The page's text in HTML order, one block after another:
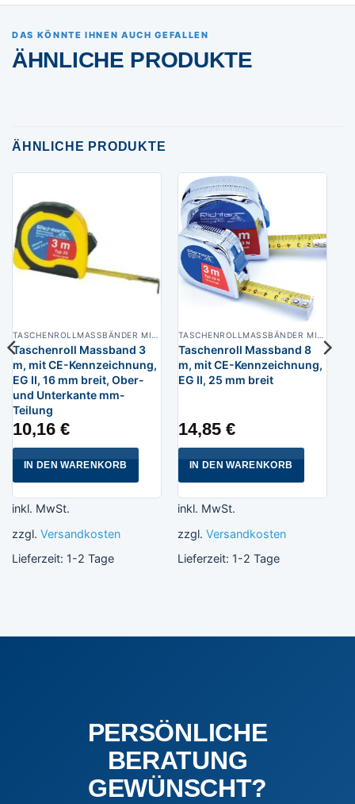
DAS KÖNNTE IHNEN AUCH GEFALLEN
ÄHNLICHE PRODUKTE
ÄHNLICHE PRODUKTE
TASCHENROLLMASSBÄNDER MIT CE-KENNZEICHEN
Taschenroll Massband 3
m, mit CE-Kennzeichnung,
EG II, 16 mm breit, Ober-
und Unterkante mm-
Teilung
10,16 €
IN DEN WARENKORB
inkl. MwSt.
zzgl. Versandkosten
Lieferzeit: 1-2 Tage
TASCHENROLLMASSBÄNDER MIT CE-KENNZEICHEN
Taschenroll Massband 8
m, mit CE-Kennzeichnung,
EG II, 25 mm breit
14,85 €
IN DEN WARENKORB
inkl. MwSt.
zzgl. Versandkosten
Lieferzeit: 1-2 Tage
PERSÖNLICHE
BERATUNG
GEWÜNSCHT?